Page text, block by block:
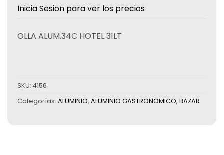
Inicia Sesion para ver los precios
OLLA ALUM.34C HOTEL 31LT
SKU: 4156
Categorías: ALUMINIO, ALUMINIO GASTRONOMICO, BAZAR